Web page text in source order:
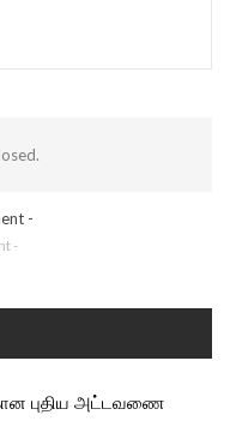
-
புதிய அட்டவணை